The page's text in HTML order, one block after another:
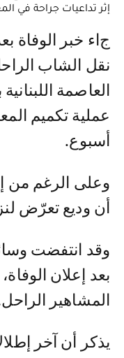
إثر تداعيات جراحة في
جاء خبر الوفاة بعد ساعات من إعلان العائلة
نقل الشاب
العاصمة
عملية تكميم
أسبوع.
وعلى الرغم من
أن وديع تعرّض
وقد انتفضت
بعد إعلان
المشاهير
يذكر أن آخر